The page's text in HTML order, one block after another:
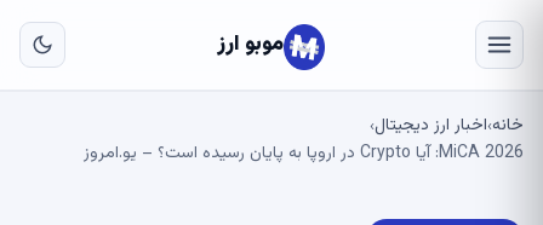
موبو ارز
خانه›اخبار ارز دیجیتال›
MiCA 2026: آیا Crypto در اروپا به پایان رسیده است؟ – یو.امروز